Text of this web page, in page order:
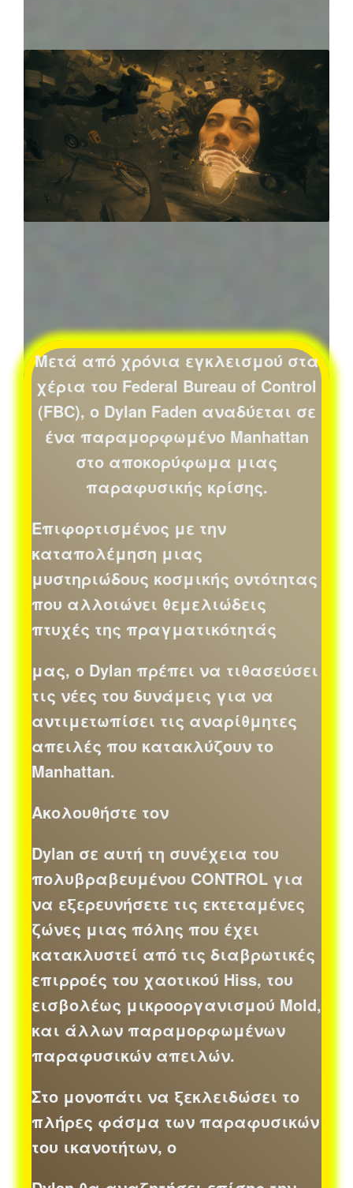
Μετά από χρόνια εγκλεισμού στα
χέρια του Federal Bureau of Control
(FBC), ο Dylan Faden αναδύεται σε
ένα παραμορφωμένο Manhattan
στο αποκορύφωμα μιας
παραφυσικής κρίσης.
Επιφορτισμένος με την
καταπολέμηση μιας
μυστηριώδους κοσμικής οντότητας
που αλλοιώνει θεμελιώδεις
πτυχές της πραγματικότητάς
μας, ο Dylan πρέπει να τιθασεύσει
τις νέες του δυνάμεις για να
αντιμετωπίσει τις αναρίθμητες
απειλές που κατακλύζουν το
Manhattan.
Ακολουθήστε τον
Dylan σε αυτή τη συνέχεια του
πολυβραβευμένου CONTROL για
να εξερευνήσετε τις εκτεταμένες
ζώνες μιας πόλης που έχει
κατακλυστεί από τις διαβρωτικές
επιρροές του χαοτικού Hiss, του
εισβολέως μικροοργανισμού Mold,
και άλλων παραμορφωμένων
παραφυσικών απειλών.
Στο μονοπάτι να ξεκλειδώσει το
πλήρες φάσμα των παραφυσικών
του ικανοτήτων, ο